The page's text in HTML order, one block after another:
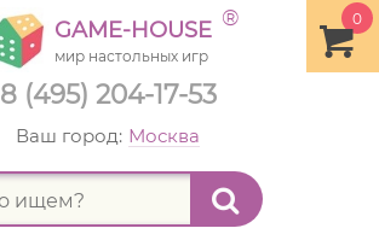
8 (495) 204-17-53
0
GAME-HOUSE ®
мир настольных игр
Ваш город: Москва